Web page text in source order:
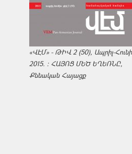
«ՎԷՄ» - ԹԻՎ 2 (50), Ապրիլ-
2015. : ՀԱՅՈՑ ՄԵԾ ԵՂԵՌՆԸ,
Քննական Հայացք